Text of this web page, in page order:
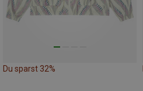
Du sparst 32%